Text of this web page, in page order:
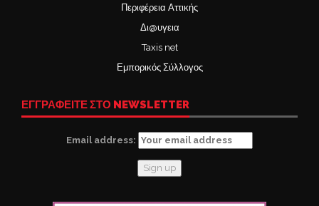
Περιφέρεια Αττικής
Δι@υγεια
Taxis net
Εμπορικός Σύλλογος
ΕΓΓΡΑΦΕΙΤΕ ΣΤΟ NEWSLETTER
Email address: